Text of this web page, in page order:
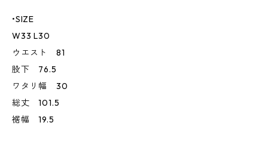
•SIZE
W33 L30
ウエスト 81
股下 76.5
ワタリ幅 30
総丈 101.5
裾幅 19.5